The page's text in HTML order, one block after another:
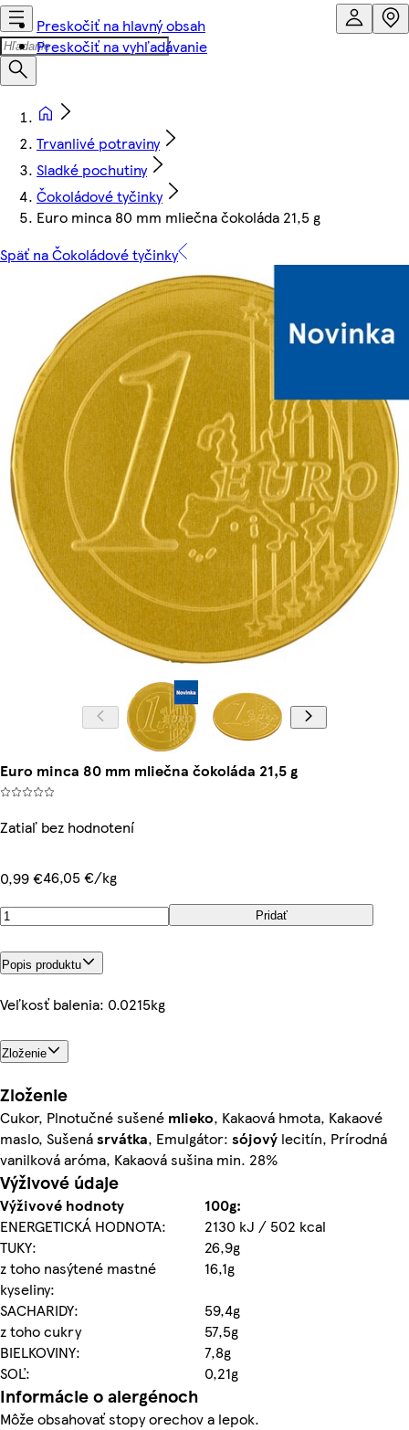
Preskočiť na hlavný obsah
Preskočiť na vyhľadávanie
Trvanlivé potraviny
Sladké pochutiny
Čokoládové tyčinky
Euro minca 80 mm mliečna čokoláda 21,5 g
Späť na Čokoládové tyčinky
Euro minca 80 mm mliečna čokoláda 21,5 g
Zatiaľ bez hodnotení
0,99 €46,05 €/kg
Pridať
Popis produktu
Veľkosť balenia: 0.0215kg
Zloženie
Zloženie
Cukor, Plnotučné sušené mlieko, Kakaová hmota, Kakaové
maslo, Sušenásrvátka, Emulgátor: sójový lecitín, Prírodná
vanilková aróma, Kakaová sušina min. 28%
Výživové údaje
Výživové hodnoty
100g:
ENERGETICKÁ HODNOTA:
2130 kJ / 502 kcal
TUKY:
26,9g
z toho nasýtené mastné
kyseliny:
16,1g
SACHARIDY:
59,4g
z toho cukry
57,5g
BIELKOVINY:
7,8g
SOĽ:
0,21g
Informácie o alergénoch
Môže obsahovať stopy orechov a lepok.